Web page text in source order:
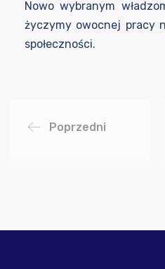
Nowo wybranym
życzymy owocnej pracy
społeczności.
Poprzedni